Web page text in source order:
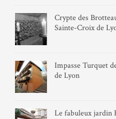
Crypte des
Sainte-Croix de
Impasse Turquet
de Lyon
Le fabuleux jardin